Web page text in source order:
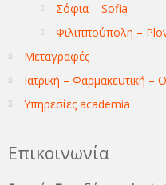
Σόφια – Sofia
Φιλιππούπολη –
Μεταγραφές
Ιατρική – Φαρμακευτική –
Υπηρεσίες academia
Επικοινωνία